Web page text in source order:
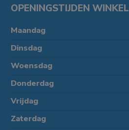
OPENINGSTIJDEN WINKEL
Maandag
Dinsdag
Woensdag
Donderdag
Vrijdag
Zaterdag